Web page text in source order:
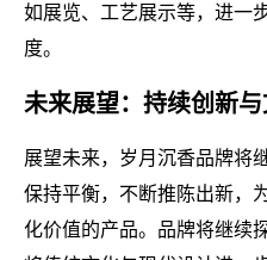
如展览、工艺展示等，进一
度。
未来展望：持续创新
展望未来，岁月沉香品牌将
保持平衡，不断推陈出新，
化价值的产品。品牌将继续